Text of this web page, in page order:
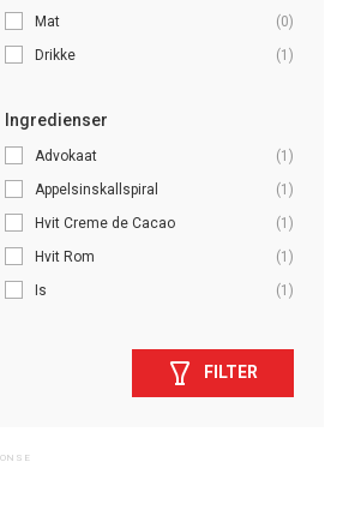
Mat
(0)
Drikke
(1)
Ingredienser
Advokaat
(1)
Appelsinskallspiral
(1)
Hvit Creme de Cacao
(1)
Hvit Rom
(1)
Is
(1)
FILTER